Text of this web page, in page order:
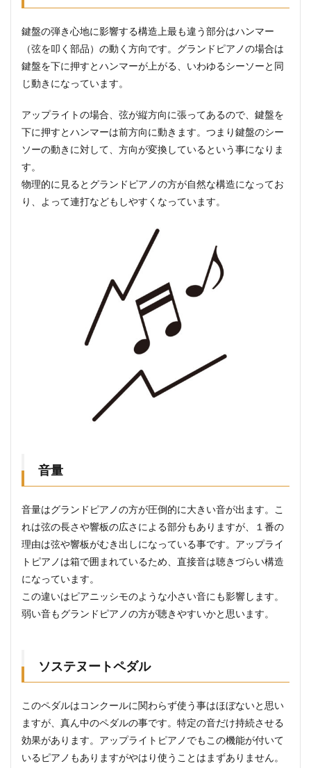
鍵盤の弾き心地に影響する構造上最も違う部分はハンマー
（弦を叩く部品）の動く方向です。グランドピアノの場合は
鍵盤を下に押すとハンマーが上がる、いわゆるシーソーと同
じ動きになっています。
アップライトの場合、弦が縦方向に張ってあるので、鍵盤を
下に押すとハンマーは前方向に動きます。つまり鍵盤のシー
ソーの動きに対して、方向が変換しているという事になりま
す。
物理的に見るとグランドピアノの方が自然な構造になってお
り、よって連打などもしやすくなっています。
音量
音量はグランドピアノの方が圧倒的に大きい音が出ます。こ
れは弦の長さや響板の広さによる部分もありますが、１番の
理由は弦や響板がむき出しになっている事です。アップライ
トピアノは箱で囲まれているため、直接音は聴きづらい構造
になっています。
この違いはピアニッシモのような小さい音にも影響します。
弱い音もグランドピアノの方が聴きやすいかと思います。
ソステヌートペダル
このペダルはコンクールに関わらず使う事はほぼないと思い
ますが、真ん中のペダルの事です。特定の音だけ持続させる
効果があります。アップライトピアノでもこの機能が付いて
いるピアノもありますがやはり使うことはまずありません。